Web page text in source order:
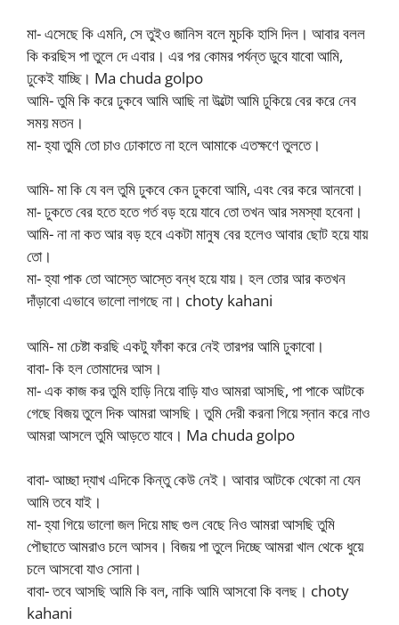
মা- এসেছে কি এমনি, সে তুইও জানিস বলে মুচকি হাসি দিল। আবার বলল
কি করছিস পা তুলে দে এবার। এর পর কোমর পর্যন্ত ডুবে যাবো আমি,
ঢুকেই যাচ্ছি। Ma chuda golpo
আমি- তুমি কি করে ঢুকবে আমি আছি না উল্টো আমি ঢুকিয়ে বের করে নেব
সময় মতন।
মা- হ্যা তুমি তো চাও ঢোকাতে না হলে আমাকে এতক্ষণে তুলতে।
আমি- মা কি যে বল তুমি ঢুকবে কেন ঢুকবো আমি, এবং বের করে আনবো।
মা- ঢুকতে বের হতে হতে গর্ত বড় হয়ে যাবে তো তখন আর সমস্যা হবেনা।
আমি- না না কত আর বড় হবে একটা মানুষ বের হলেও আবার ছোট হয়ে যায়
তো।
মা- হ্যা পাক তো আস্তে আস্তে বন্ধ হয়ে যায়। হল তোর আর কতখন
দাঁড়াবো এভাবে ভালো লাগছে না। choty kahani
আমি- মা চেষ্টা করছি একটু ফাঁকা করে নেই তারপর আমি ঢুকাবো।
বাবা- কি হল তোমাদের আস।
মা- এক কাজ কর তুমি হাড়ি নিয়ে বাড়ি যাও আমরা আসছি, পা পাকে আটকে
গেছে বিজয় তুলে দিক আমরা আসছি। তুমি দেরী করনা গিয়ে স্নান করে নাও
আমরা আসলে তুমি আড়তে যাবে। Ma chuda golpo
বাবা- আচ্ছা দ্যাখ এদিকে কিন্তু কেউ নেই। আবার আটকে থেকো না যেন
আমি তবে যাই।
মা- হ্যা গিয়ে ভালো জল দিয়ে মাছ গুল বেছে নিও আমরা আসছি তুমি
পৌছাতে আমরাও চলে আসব। বিজয় পা তুলে দিচ্ছে আমরা খাল থেকে ধুয়ে
চলে আসবো যাও সোনা।
বাবা- তবে আসছি আমি কি বল, নাকি আমি আসবো কি বলছ। choty
kahani